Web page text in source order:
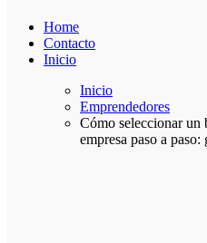
Home
Contacto
Inicio
Inicio
Emprendedores
Cómo seleccionar un
empresa paso a paso: